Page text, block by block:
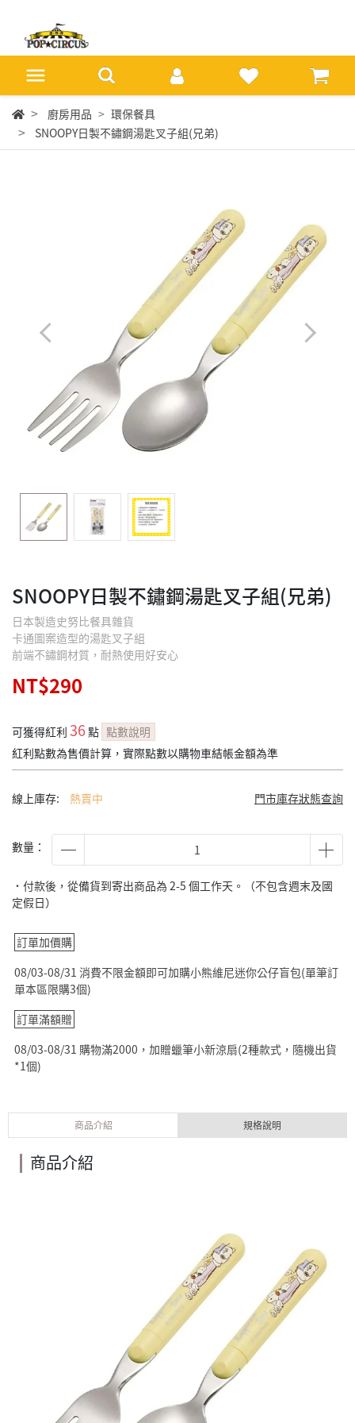
廚房用品
環保餐具
SNOOPY日製不鏽鋼湯匙叉子組(兄弟)
SNOOPY日製不鏽鋼湯匙叉子組(兄弟)
日本製造史努比餐具雜貨
卡通圖案造型的湯匙叉子組
前端不鏽鋼材質，耐熱使用好安心
NT$290
可獲得紅利 36點 點數說明
紅利點數為售價計算，實際點數以購物車結帳金額為準
線上庫存: 熱賣中 門市庫存狀態查詢
數量：
˙付款後，從備貨到寄出商品為 2-5 個工作天。（不包含週末及國
定假日）
訂單加價購
08/03-08/31 消費不限金額即可加購小熊維尼迷你公仔盲包(單筆訂
單本區限購3個)
訂單滿額贈
08/03-08/31 購物滿2000，加贈蠟筆小新涼扇(2種款式，隨機出貨
*1個)
商品介紹 規格說明
商品介紹